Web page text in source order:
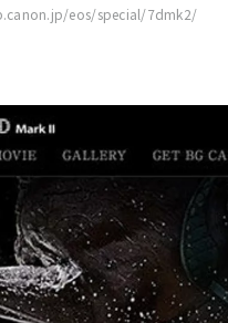
eos/special/7dmk2/